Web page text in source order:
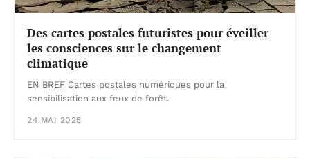
Des cartes postales futuristes pour éveiller
les consciences sur le changement
climatique
EN BREF Cartes postales numériques pour la
sensibilisation aux feux de forêt.
24 MAI 2025